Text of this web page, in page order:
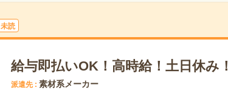
未読
給与即払いOK！高時給！土日休み
派遣先 素材系メーカー